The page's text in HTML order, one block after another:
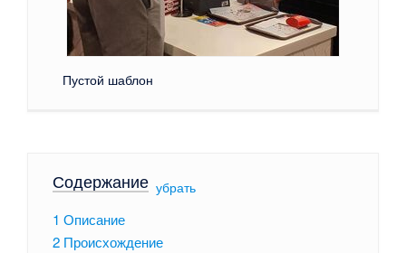
Пустой шаблон
Содержание[ убрать]
1 Описание
2 Происхождение